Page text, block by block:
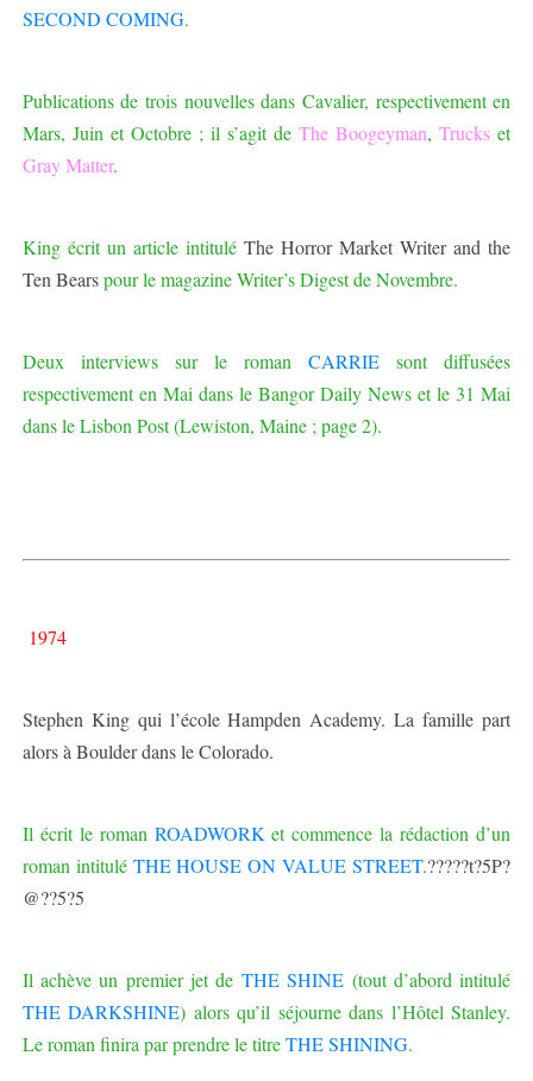
SECOND COMING.
Publications de trois nouvelles dans Cavalier, respectivement en
Mars, Juin et Octobre ; il s’agit deThe Boogeyman,Trucks et
Gray Matter.
King écrit un article intitulé The Horror Market Writer and the
Ten Bearspour le magazine Writer’s Digest de Novembre.
Deux interviews sur le romanCARRIE sont diffusées
respectivement en Mai dans le Bangor Daily News et le 31 Mai
dans le Lisbon Post (Lewiston, Maine ; page 2).
1974
Stephen King qui l’école Hampden Academy. La famille part
alors à Boulder dans le Colorado.
Il écrit le roman ROADWORKet commence la rédaction d’un
roman intitulé THE HOUSE ON VALUE STREET.?????t?5P?
@??5?5
Il achève un premier jet de THE SHINE (tout d’abord intitulé
THE DARKSHINE) alors qu’il séjourne dans l’Hôtel Stanley.
Le roman finira par prendre le titreTHE SHINING.